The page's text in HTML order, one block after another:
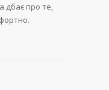
дбає про те,